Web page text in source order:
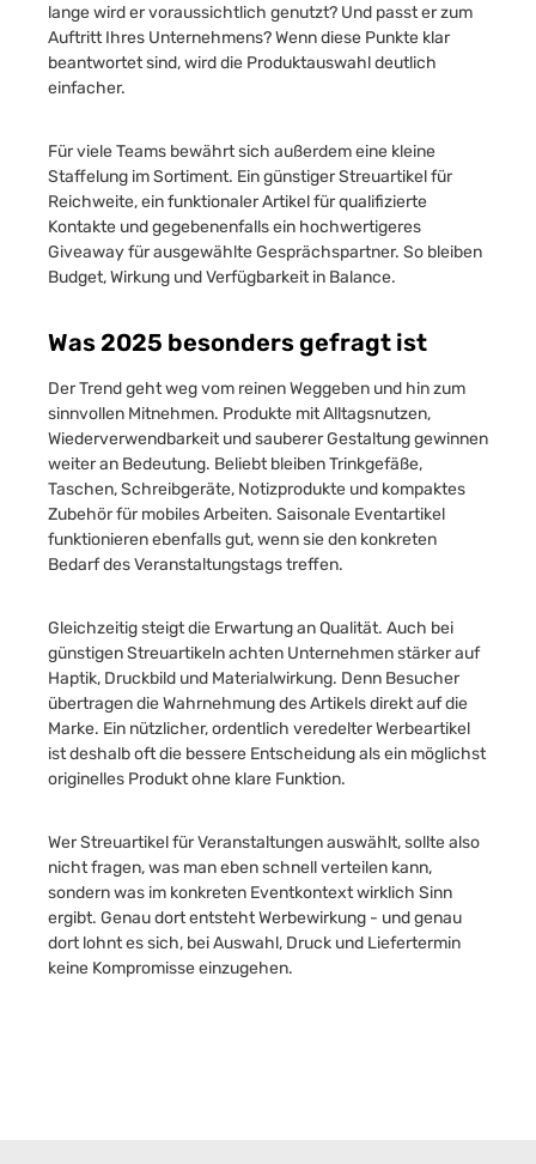
lange wird er voraussichtlich genutzt? Und passt er zum
Auftritt Ihres Unternehmens? Wenn diese Punkte klar
beantwortet sind, wird die Produktauswahl deutlich
einfacher.
Für viele Teams bewährt sich außerdem eine kleine
Staffelung im Sortiment. Ein günstiger Streuartikel für
Reichweite, ein funktionaler Artikel für qualifizierte
Kontakte und gegebenenfalls ein hochwertigeres
Giveaway für ausgewählte Gesprächspartner. So bleiben
Budget, Wirkung und Verfügbarkeit in Balance.
Was 2025 besonders gefragt ist
Der Trend geht weg vom reinen Weggeben und hin zum
sinnvollen Mitnehmen. Produkte mit Alltagsnutzen,
Wiederverwendbarkeit und sauberer Gestaltung gewinnen
weiter an Bedeutung. Beliebt bleiben Trinkgefäße,
Taschen, Schreibgeräte, Notizprodukte und kompaktes
Zubehör für mobiles Arbeiten. Saisonale Eventartikel
funktionieren ebenfalls gut, wenn sie den konkreten
Bedarf des Veranstaltungstags treffen.
Gleichzeitig steigt die Erwartung an Qualität. Auch bei
günstigen Streuartikeln achten Unternehmen stärker auf
Haptik, Druckbild und Materialwirkung. Denn Besucher
übertragen die Wahrnehmung des Artikels direkt auf die
Marke. Ein nützlicher, ordentlich veredelter Werbeartikel
ist deshalb oft die bessere Entscheidung als ein möglichst
originelles Produkt ohne klare Funktion.
Wer Streuartikel für Veranstaltungen auswählt, sollte also
nicht fragen, was man eben schnell verteilen kann,
sondern was im konkreten Eventkontext wirklich Sinn
ergibt. Genau dort entsteht Werbewirkung - und genau
dort lohnt es sich, bei Auswahl, Druck und Liefertermin
keine Kompromisse einzugehen.